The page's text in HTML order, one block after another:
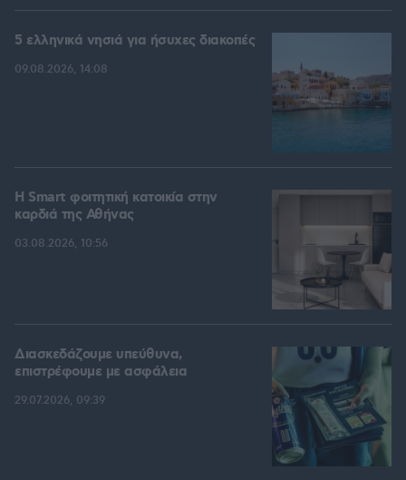
5 ελληνικά νησιά για ήσυχες διακοπές
09.08.2026, 14:08
Η Smart φοιτητική κατοικία στην
καρδιά της Αθήνας
03.08.2026, 10:56
Διασκεδάζουμε υπεύθυνα,
επιστρέφουμε με ασφάλεια
29.07.2026, 09:39